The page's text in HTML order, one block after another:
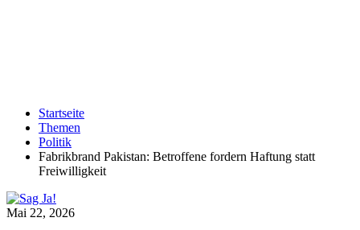
Startseite
Themen
Politik
Fabrikbrand Pakistan: Betroffene fordern Haftung statt
Freiwilligkeit
Mai 22, 2026